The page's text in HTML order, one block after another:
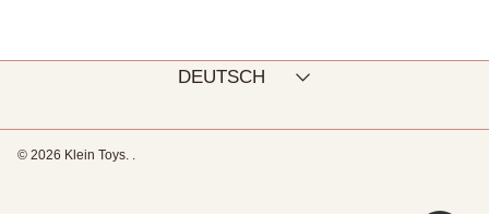
© 2026 Klein Toys. .
DEUTSCH